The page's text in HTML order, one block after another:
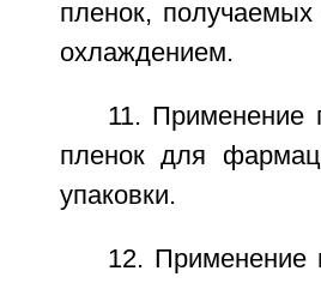
пленок,
охлаждением.
11. Применение
пленок для
упаковки.
12. Применение